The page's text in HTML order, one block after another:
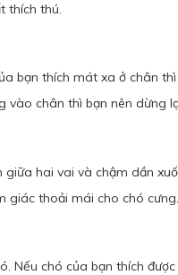
thích thú.
bạn thích mát xa ở chân
vào chân thì bạn nên dừng
hai vai và chậm dần
giác thoải mái cho chó cưng.
Nếu chó của bạn thích